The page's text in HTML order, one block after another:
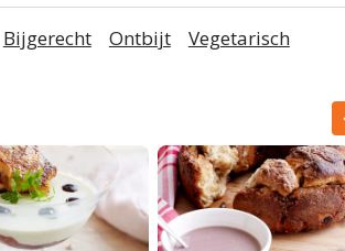
Bijgerecht Ontbijt Vegetarisch